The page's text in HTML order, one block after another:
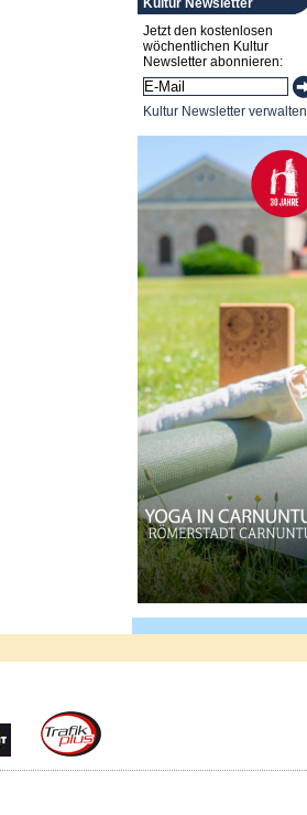
Kultur Newsletter
Jetzt den kostenlosen
wöchentlichen Kultur
Newsletter abonnieren:
Kultur Newsletter verwalten